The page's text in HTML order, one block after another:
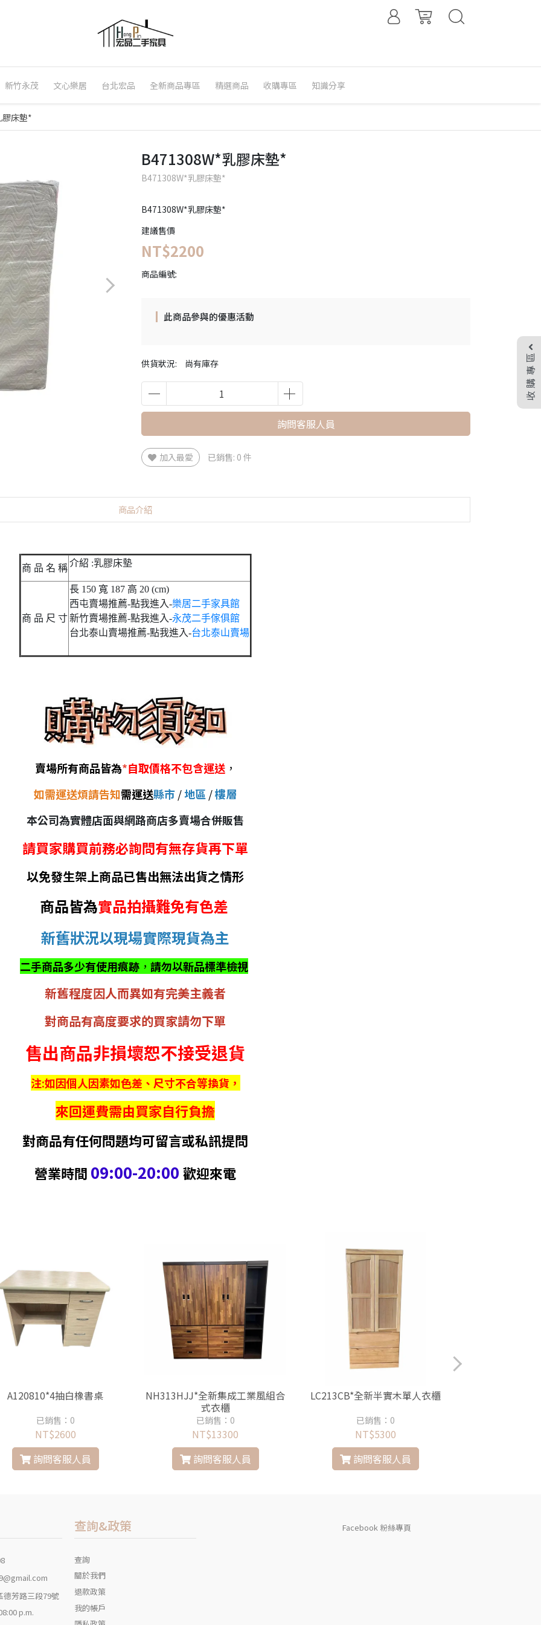
新竹永茂 文心樂居 台北宏品 全新商品專區 精選商品 收購專區 知識分享
床墊*
B471308W*乳膠床墊*
B471308W*乳膠床墊*
B471308W*乳膠床墊*
建議售價
NT$2200
商品編號:
供貨狀況: 尚有庫存
此商品參與的優惠活動
詢問客服人員
加入最愛 已銷售: 0 件
商品介紹
商 品 名 稱 介紹 :乳膠床墊
商 品 尺 寸
長 150 寬 187 高 20 (cm)
西屯賣場推薦-點我進入-樂居二手家具館
新竹賣場推薦-點我進入-永茂二手傢俱館
台北泰山賣場推薦-點我進入-台北泰山賣場
賣場所有商品皆為*自取價格不包含運送，
如需運送煩請告知需運送縣市/地區 /樓層
本公司為實體店面與網路商店多賣場合併販售
請買家購買前務必詢問有無存貨再下單
以免發生架上商品已售出無法出貨之情形
商品皆為實品拍攝難免有色差
新舊狀況以現場實際現貨為主
二手商品多少有使用痕跡 ， 請勿以新品標準檢視
新舊程度因人而異如有完美主義者
對商品有高度要求的買家請勿下單
售出商品非損壞恕不接受退貨
注:如因個人因素如色差、尺寸不合等換貨，
來回運費需由買家自行負擔
對商品有任何問題均可留言或私訊提問
營業時間 09:00-20:00 歡迎來電
A120810*4抽白橡書桌
已銷售：0
NT$2600
詢問客服人員
NH313HJJ*全新集成工業風組合
式衣櫃
已銷售：0
NT$13300
詢問客服人員
LC213CB*全新半實木單人衣櫃
已銷售：0
NT$5300
詢問客服人員
德芳路三段79號
p.m.
查詢&政策
查詢
關於我們
退款政策
我的帳戶
Facebook 粉絲專頁
收購專區